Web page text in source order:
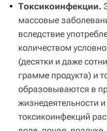
Токсикоинфекции.
массовые
вследствие
количеством
(десятки и даже
грамме продукта) и
образовываются в
жизнедеятельности
токсикоинфекций